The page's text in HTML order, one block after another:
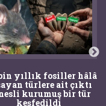
yıllık fosiller hâlâ
türlere ait çıktı
kurumuş bir tür
keşfedildi